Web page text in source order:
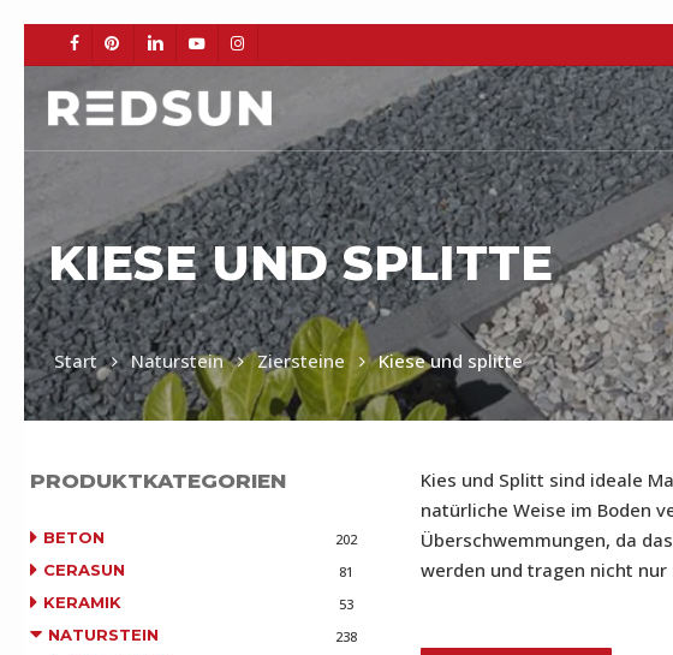
main
content
FACEBOOKPINTEREST
LINKEDINYOUTUBEINSTAGRAM
BETON
KIESE UND SPLITTE
Start Naturstein Ziersteine Kiese und splitte
PRODUKTKATEGORIEN
BETON 202
CERASUN 81
KERAMIK 53
NATURSTEIN 238
Kies und Splitt sind ideale
natürliche Weise im Boden
Überschwemmungen, da
werden und tragen nicht nur